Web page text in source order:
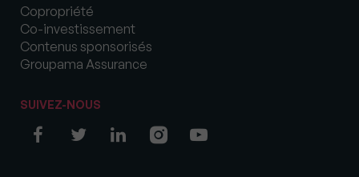
Copropriété
Co-investissement
Contenus sponsorisés
Groupama Assurance
SUIVEZ-NOUS